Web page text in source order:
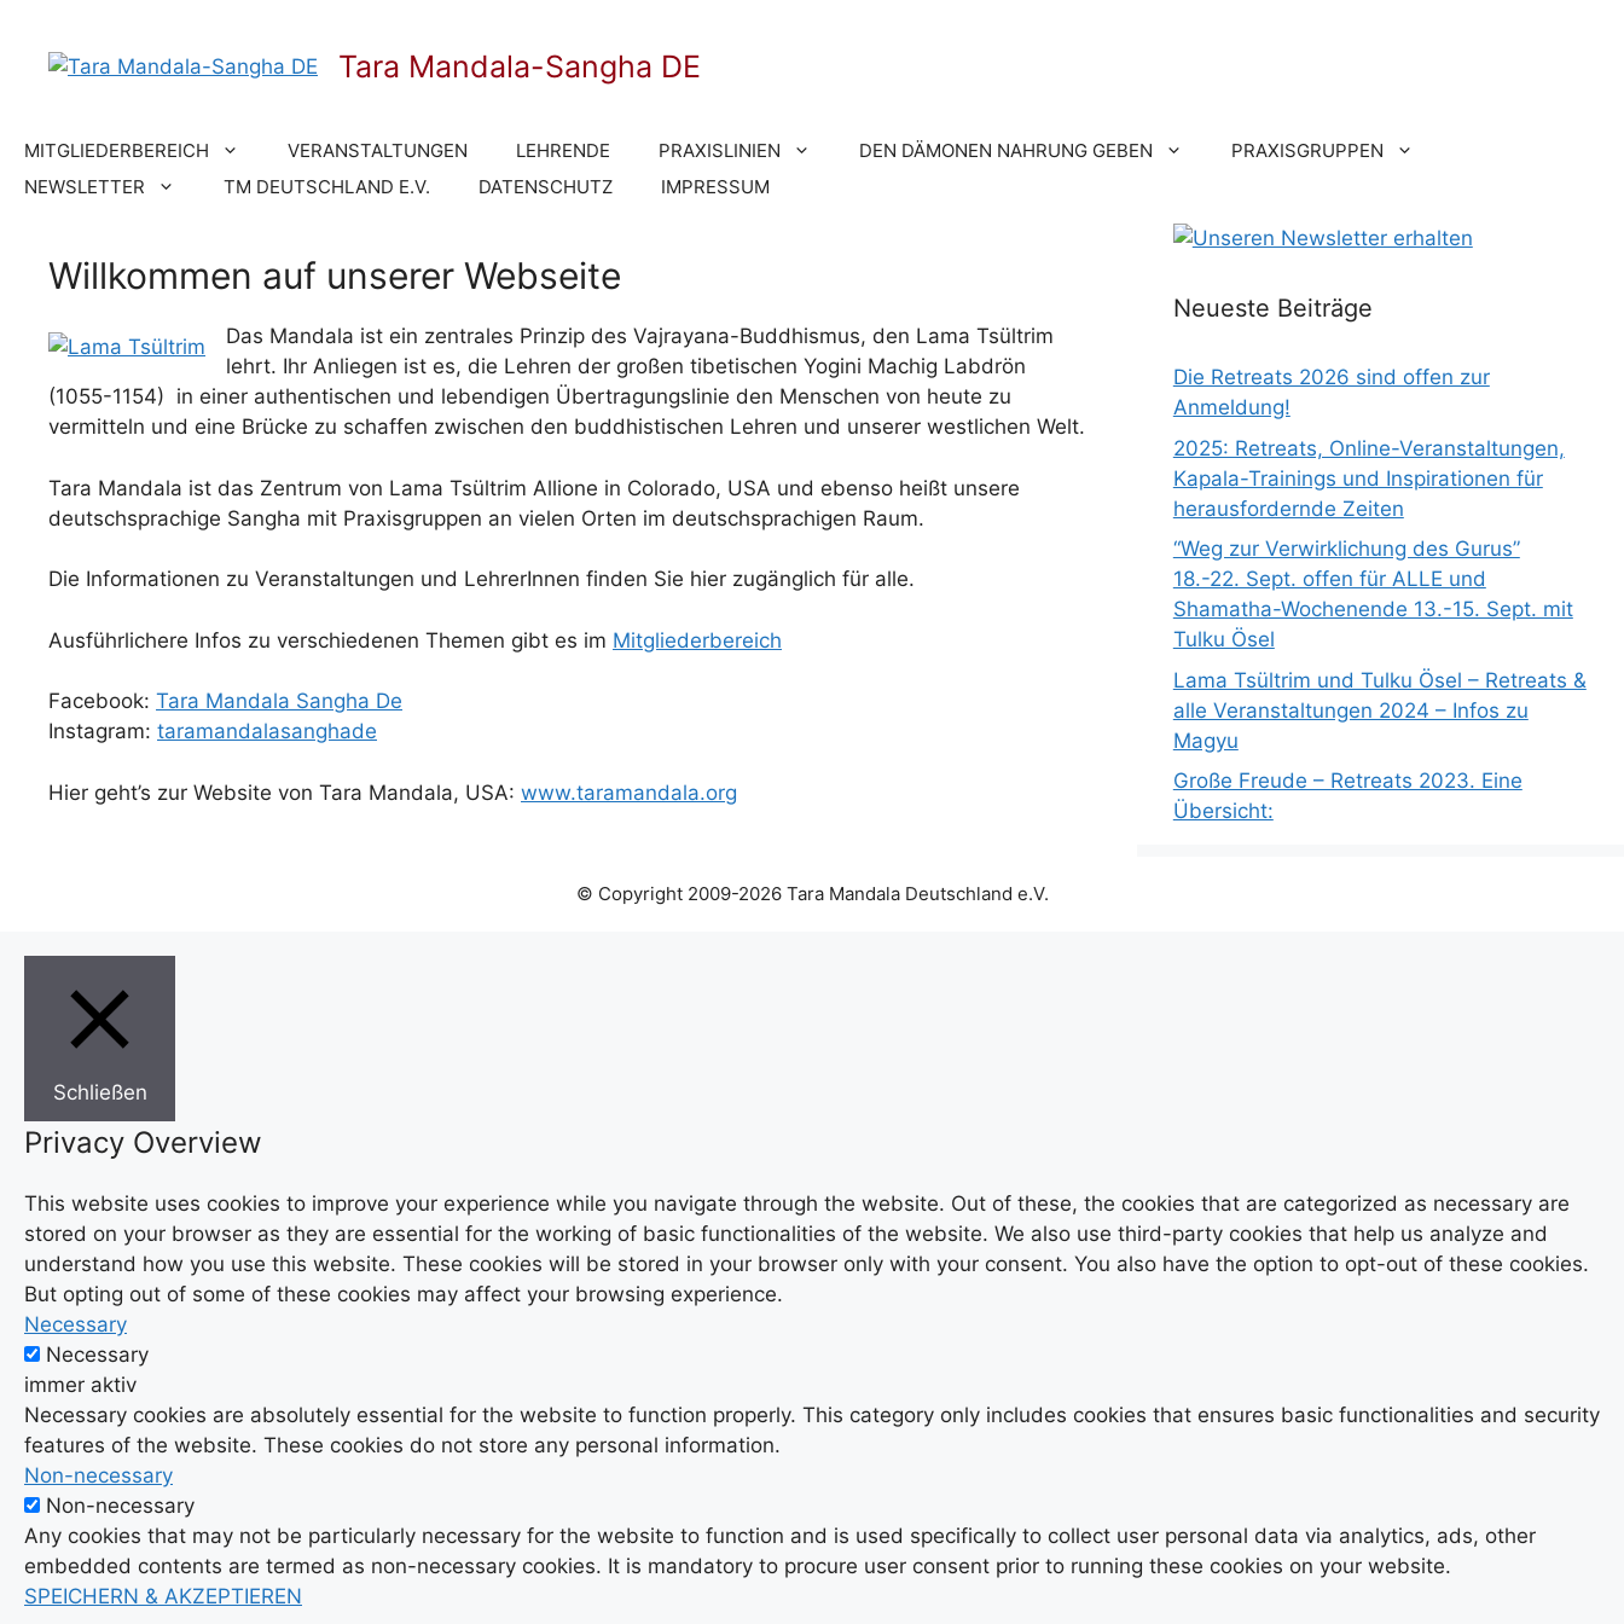
springen
Tara Mandala-Sangha DE
MITGLIEDERBEREICH VERANSTALTUNGEN LEHRENDE PRAXISLINIEN DEN DÄMONEN NAHRUNG GEBEN
PRAXISGRUPPEN
NEWSLETTER
TM DEUTSCHLAND E.V. DATENSCHUTZ IMPRESSUM
Willkommen auf unserer Webseite
Das Mandala ist ein zentrales Prinzip des Vajrayana-Buddhismus, den Lama Tsültrim
lehrt. Ihr Anliegen ist es, die Lehren der großen tibetischen Yogini Machig Labdrön
(1055-1154) in einer authentischen und lebendigen Übertragungslinie den Menschen von heute zu
vermitteln und eine Brücke zu schaffen zwischen den buddhistischen Lehren und unserer westlichen Welt.
Tara Mandala ist das Zentrum von Lama Tsültrim Allione in Colorado, USA und ebenso heißt unsere
deutschsprachige Sangha mit Praxisgruppen an vielen Orten im deutschsprachigen Raum.
Die Informationen zu Veranstaltungen und LehrerInnen finden Sie hier zugänglich für alle.
Ausführlichere Infos zu verschiedenen Themen gibt es im Mitgliederbereich
Facebook: Tara Mandala Sangha De
Instagram: taramandalasanghade
Hier geht’s zur Website von Tara Mandala, USA: www.taramandala.org
Neueste Beiträge
Die Retreats 2026 sind offen zur
Anmeldung!
2025: Retreats, Online-Veranstaltungen,
Kapala-Trainings und Inspirationen für
herausfordernde Zeiten
“Weg zur Verwirklichung des Gurus”
18.-22. Sept. offen für ALLE und
Shamatha-Wochenende 13.-15. Sept. mit
Tulku Ösel
Lama Tsültrim und Tulku Ösel – Retreats &
alle Veranstaltungen 2024 – Infos zu
Magyu
Große Freude – Retreats 2023. Eine
Übersicht:
© Copyright 2009-2026 Tara Mandala Deutschland e.V.
Schließen
Privacy Overview
This website uses cookies to improve your experience while you navigate through the website. Out of these, the cookies that are categorized as necessary are
stored on your browser as they are essential for the working of basic functionalities of the website. We also use third-party cookies that help us analyze and
understand how you use this website. These cookies will be stored in your browser only with your consent. You also have the option to opt-out of these cookies.
But opting out of some of these cookies may affect your browsing experience.
Necessary
Necessary
immer aktiv
Necessary cookies are absolutely essential for the website to function properly. This category only includes cookies that ensures basic functionalities and security
features of the website. These cookies do not store any personal information.
Non-necessary
Non-necessary
Any cookies that may not be particularly necessary for the website to function and is used specifically to collect user personal data via analytics, ads, other
embedded contents are termed as non-necessary cookies. It is mandatory to procure user consent prior to running these cookies on your website.
SPEICHERN & AKZEPTIEREN